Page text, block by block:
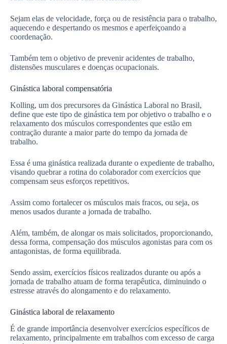
Sejam elas de velocidade, força ou de resistência para o trabalho,
aquecendo e despertando os mesmos e aperfeiçoando a
coordenação.
Também tem o objetivo de prevenir acidentes de trabalho,
distensões musculares e doenças ocupacionais.
Ginástica laboral compensatória
Kolling, um dos precursores da Ginástica Laboral no Brasil,
define que este tipo de ginástica tem por objetivo o trabalho e o
relaxamento dos músculos correspondentes que estão em
contração durante a maior parte do tempo da jornada de
trabalho.
Essa é uma ginástica realizada durante o expediente de trabalho,
visando quebrar a rotina do colaborador com exercícios que
compensam seus esforços repetitivos.
Assim como fortalecer os músculos mais fracos, ou seja, os
menos usados durante a jornada de trabalho.
Além, também, de alongar os mais solicitados, proporcionando,
dessa forma, compensação dos músculos agonistas para com os
antagonistas, de forma equilibrada.
Sendo assim, exercícios físicos realizados durante ou após a
jornada de trabalho atuam de forma terapêutica, diminuindo o
estresse através do alongamento e do relaxamento.
Ginástica laboral de relaxamento
É de grande importância desenvolver exercícios específicos de
relaxamento, principalmente em trabalhos com excesso de carga